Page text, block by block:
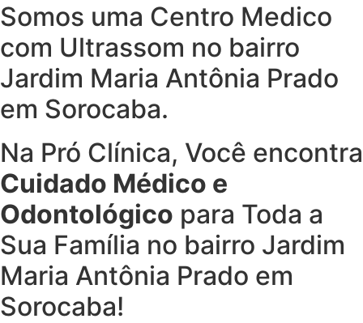
Somos uma Centro Medico
com Ultrassom no bairro
Jardim Maria Antônia Prado
em Sorocaba.
Na Pró Clínica, Você encontra
Cuidado Médico e
Odontológico para Toda a
Sua Família no bairro Jardim
Maria Antônia Prado em
Sorocaba!